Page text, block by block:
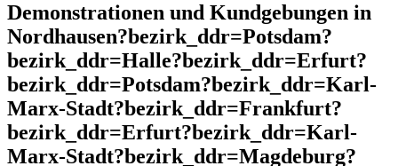
Demonstrationen und Kundgebungen in
Nordhausen?bezirk_ddr=Potsdam?
bezirk_ddr=Halle?bezirk_ddr=Erfurt?
bezirk_ddr=Potsdam?bezirk_ddr=Karl-
Marx-Stadt?bezirk_ddr=Frankfurt?
bezirk_ddr=Erfurt?bezirk_ddr=Karl-
Marx-Stadt?bezirk_ddr=Magdeburg?